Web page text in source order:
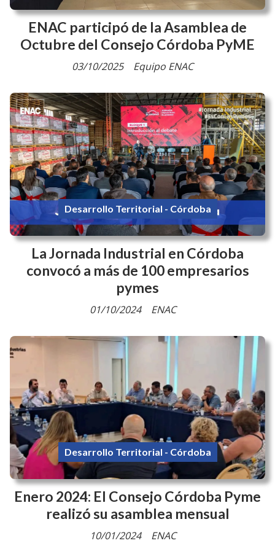
ENAC participó de la Asamblea de
Octubre del Consejo Córdoba PyME
Equipo ENAC
03/10/2025
La Jornada Industrial en Córdoba
convocó a más de 100 empresarios
pymes
ENAC
Desarrollo Territorial - Córdoba
01/10/2024
Enero 2024: El Consejo Córdoba Pyme
realizó su asamblea mensual
ENAC
Desarrollo Territorial - Córdoba
10/01/2024